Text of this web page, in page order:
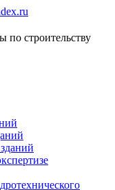
по строительству